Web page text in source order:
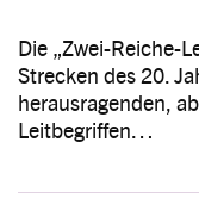
Die „Zwei-Reiche-
Strecken des 20.
herausragenden,
Leitbegriffen…